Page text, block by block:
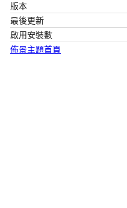
版本
最後更新
啟用安裝數
佈景主題首頁